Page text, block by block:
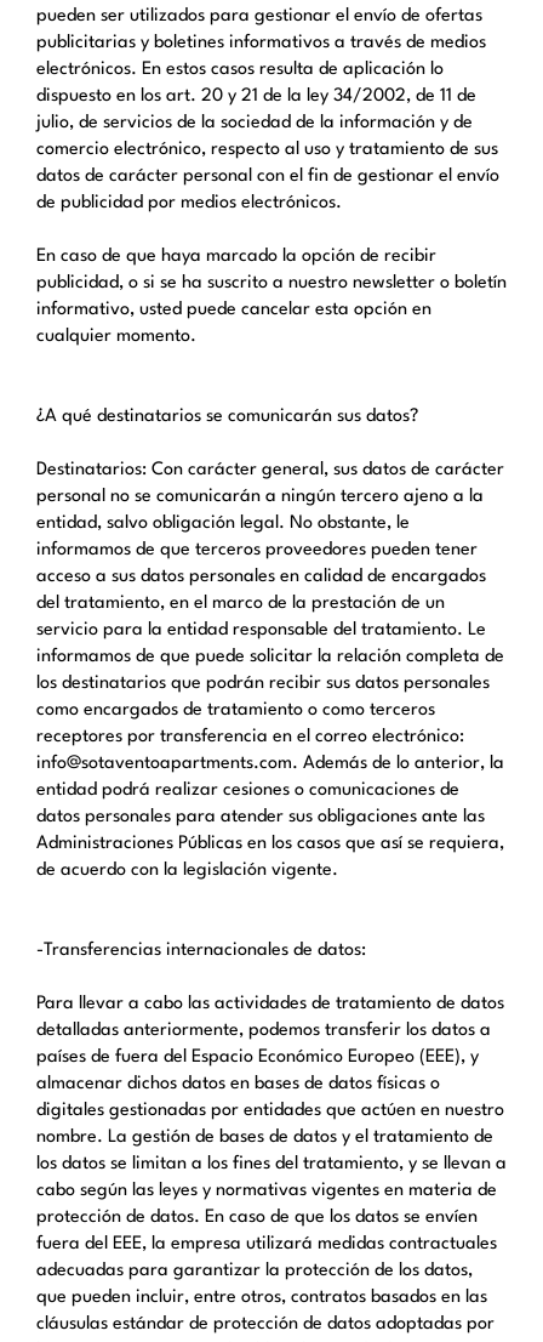
pueden ser utilizados para gestionar el envío de ofertas
publicitarias y boletines informativos a través de medios
electrónicos. En estos casos resulta de aplicación lo
dispuesto en los art. 20 y 21 de la ley 34/2002, de 11 de
julio, de servicios de la sociedad de la información y de
comercio electrónico, respecto al uso y tratamiento de sus
datos de carácter personal con el fin de gestionar el envío
de publicidad por medios electrónicos.
En caso de que haya marcado la opción de recibir
publicidad, o si se ha suscrito a nuestro newsletter o boletín
informativo, usted puede cancelar esta opción en
cualquier momento.
¿A qué destinatarios se comunicarán sus datos?
Destinatarios: Con carácter general, sus datos de carácter
personal no se comunicarán a ningún tercero ajeno a la
entidad, salvo obligación legal. No obstante, le
informamos de que terceros proveedores pueden tener
acceso a sus datos personales en calidad de encargados
del tratamiento, en el marco de la prestación de un
servicio para la entidad responsable del tratamiento. Le
informamos de que puede solicitar la relación completa de
los destinatarios que podrán recibir sus datos personales
como encargados de tratamiento o como terceros
receptores por transferencia en el correo electrónico:
info@sotaventoapartments.com. Además de lo anterior, la
entidad podrá realizar cesiones o comunicaciones de
datos personales para atender sus obligaciones ante las
Administraciones Públicas en los casos que así se requiera,
de acuerdo con la legislación vigente.
-Transferencias internacionales de datos:
Para llevar a cabo las actividades de tratamiento de datos
detalladas anteriormente, podemos transferir los datos a
países de fuera del Espacio Económico Europeo (EEE), y
almacenar dichos datos en bases de datos físicas o
digitales gestionadas por entidades que actúen en nuestro
nombre. La gestión de bases de datos y el tratamiento de
los datos se limitan a los fines del tratamiento, y se llevan a
cabo según las leyes y normativas vigentes en materia de
protección de datos. En caso de que los datos se envíen
fuera del EEE, la empresa utilizará medidas contractuales
adecuadas para garantizar la protección de los datos,
que pueden incluir, entre otros, contratos basados en las
cláusulas estándar de protección de datos adoptadas por